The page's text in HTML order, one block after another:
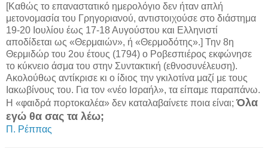
[Καθώς το επαναστατικό ημερολόγιο δεν ήταν απλή
μετονομασία του Γρηγοριανού, αντιστοιχούσε στο διάστημα
19-20 Ιουλίου έως 17-18 Αυγούστου και Ελληνιστί
αποδίδεται ως «Θερμαιών», ή «Θερμοδότης».] Την 8η
Θερμιδώρ του 2ου έτους (1794) ο Ροβεσπιέρος εκφώνησε
το κύκνειο άσμα του στην Συντακτική (εθνοσυνέλευση).
Ακολούθως αντίκρισε κι ο ίδιος την γκιλοτίνα μαζί με τους
Ιακωβίνους του. Για τον «νέο Ισραήλ», τα είπαμε παραπάνω.
Η «φαιδρά πορτοκαλέα» δεν καταλαβαίνετε ποια είναι;Όλα
εγώ θα σας τα λέω;
Π. Ρέππας